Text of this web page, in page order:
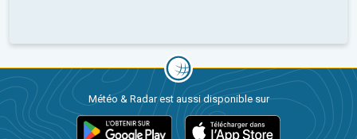
Météo & Radar est aussi disponible sur